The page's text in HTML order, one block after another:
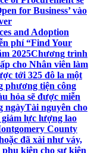
for Business’ vào
and Adoption
phí “Find Your
2025Chương trình
cho Nhân viên làm
tới 325 đô la một
phương tiện công
hỏa sẽ được miễn
ngàyTài nguyên cho
lực lượng lao
County
đã xài như váy,
phụ kiện cho sự kiện